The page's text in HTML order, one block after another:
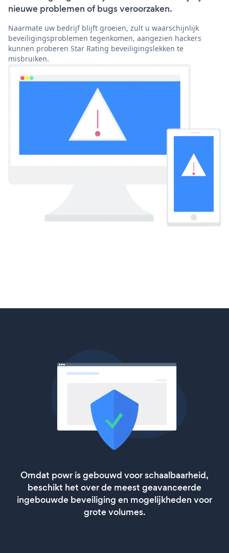
nieuwe problemen of bugs veroorzaken.
Naarmate uw bedrijf blijft groeien, zult u waarschijnlijk
beveiligingsproblemen tegenkomen, aangezien hackers
kunnen proberen Star Rating beveiligingslekken te
misbruiken.
Omdat powr is gebouwd voor schaalbaarheid,
beschikt het over de meest geavanceerde
ingebouwde beveiliging en mogelijkheden voor
grote volumes.